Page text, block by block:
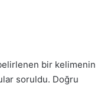
bir kelimenin
soruldu. Doğru